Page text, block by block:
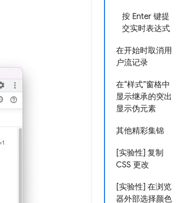
按 Enter 键提
交实时表达式
在开始时取消用
户流记录
在“样式”窗格中
显示继承的突出
显示伪元素
其他精彩集锦
[实验性] 复制
CSS 更改
[实验性] 在浏览
器外部选择颜色